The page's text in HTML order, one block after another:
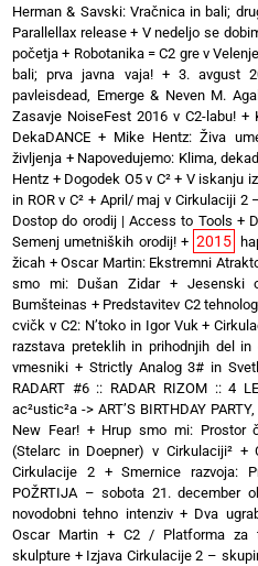
Herman & Savski: Vračnica in bali;
Parallellax release+ V nedeljo se
početja + Robotanika = C2 gre v Velenje
bali; prva javna vaja!+ 3. avgust
pavleisdead, Emerge & Neven M.
Zasavje NoiseFest 2016 v C2-labu! +
DekaDANCE + Mike Hentz: Živa
življenja + Napovedujemo: Klima,
Hentz + Dogodek O5 v C²+ V iskanju
in ROR v C² + April/ maj v Cirkulaciji 2
Dostop do orodij | Access to Tools +
Semenj umetniških orodij!+ 2015
žicah +Oscar Martin: Ekstremni
smo mi: Dušan Zidar+ Jesenski
Bumšteinas + Predstavitev C2
cvičk v C2: N’toko in Igor Vuk +
razstava preteklih in prihodnjih del in
vmesniki + Strictly Analog 3# in
RADART #6 :: RADAR RIZOM :: 4
ac²ustic²a -> ART’S BIRTHDAY
New Fear!+ Hrup smo mi: Prostor
(Stelarc in Doepner) v Cirkulaciji²+
Cirkulacije 2+Smernice razvoja:
POŽRTIJA – sobota 21. december
novodobni tehno intenziv+ Dva
Oscar Martin + C2 / Platforma za
skulpture + Izjava Cirkulacije 2 –